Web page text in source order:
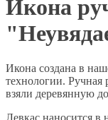
Икона
Икона создана в
технологии. Ручная
взяли деревянную
Левкас наносится в